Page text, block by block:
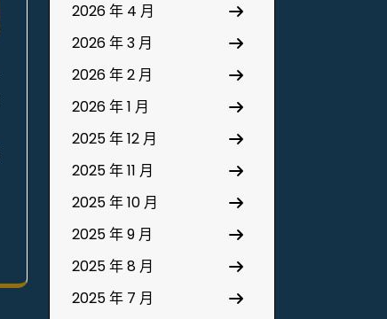
2026 年 4 月
2026 年 3 月
2026 年 2 月
2026 年 1 月
2025 年 12 月
2025 年 11 月
2025 年 10 月
2025 年 9 月
2025 年 8 月
2025 年 7 月